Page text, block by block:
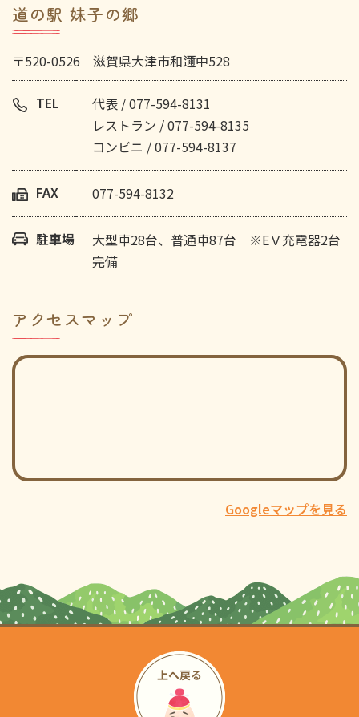
道の駅 妹子の郷
〒520-0526 滋賀県大津市和邇中528
TEL
代表 / 077-594-8131
レストラン / 077-594-8135
コンビニ / 077-594-8137
FAX 077-594-8132
駐車場
大型車28台、普通車87台 ※EＶ充電器2台
完備
アクセスマップ
Googleマップを見る